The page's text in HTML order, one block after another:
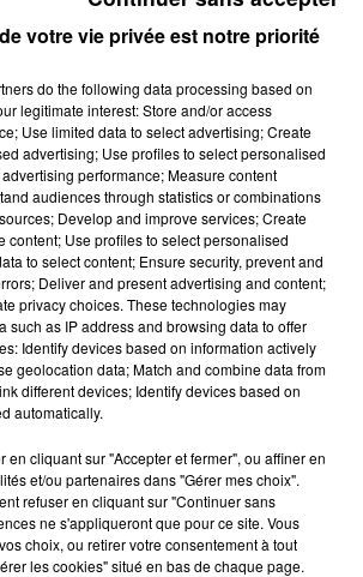
min 22 sec)
du Lot
- 2 min 22 sec
LOT DU 06/11/2024 À 12H01
votre vie privée est notre priorité
do the following data processing based on
legitimate interest: Store and/or access
Use limited data to select advertising; Create
advertising; Use profiles to select personalised
performance; Measure content
audiences through statistics or combinations
Develop and improve services; Create
content; Use profiles to select personalised
to select content; Ensure security, prevent and
Deliver and present advertising and content;
privacy choices. These technologies may
such as IP address and browsing data to offer
Identify devices based on information actively
geolocation data; Match and combine data from
different devices; Identify devices based on
automatically.
en cliquant sur "Accepter et fermer", ou affiner en
et/ou partenaires dans "Gérer mes choix".
refuser en cliquant sur "Continuer sans
ne s'appliqueront que pour ce site. Vous
choix, ou retirer votre consentement à tout
les cookies" situé en bas de chaque page.